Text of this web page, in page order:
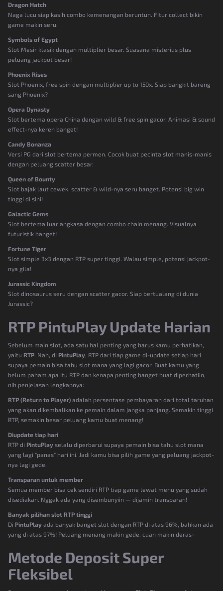
Dragon Hatch
Naga lucu siap kasih combo kemenangan beruntun. Fitur collect bikin
game makin seru.
Symbols of Egypt
Slot Mesir klasik dengan multiplier besar. Suasana misterius plus
peluang jackpot besar!
Phoenix Rises
Slot Phoenix, free spin dengan multiplier up to 150x. Siap bangkit bareng
sang Phoenix?
Opera Dynasty
Slot bertema opera China dengan wild & free spin gacor. Animasi & sound
effect-nya keren banget!
Candy Bonanza
Versi PG dari slot bertema permen. Cocok buat pecinta slot manis-manis
dengan peluang scatter besar.
Queen of Bounty
Slot bajak laut cewek, scatter & wild-nya seru banget. Potensi big win
tinggi di sini!
Galactic Gems
Slot bertema luar angkasa dengan combo chain menang. Visualnya
futuristik banget!
Fortune Tiger
Slot simple 3x3 dengan RTP super tinggi. Walau simple, potensi jackpot-
nya gila!
Jurassic Kingdom
Slot dinosaurus seru dengan scatter gacor. Siap bertualang di dunia
Jurassic?
RTP PintuPlay Update Harian
Sebelum main slot, ada satu hal penting yang harus kamu perhatikan,
yaitu RTP . Nah, di PintuPlay , RTP dari tiap game di-update setiap hari
supaya pemain bisa tahu slot mana yang lagi gacor. Buat kamu yang
belum paham apa itu RTP dan kenapa penting banget buat diperhatiin,
nih penjelasan lengkapnya:
RTP (Return to Player) adalah persentase pembayaran dari total taruhan
yang akan dikembalikan ke pemain dalam jangka panjang. Semakin tinggi
RTP, semakin besar peluang kamu buat menang!
Diupdate tiap hari
RTP di PintuPlay selalu diperbarui supaya pemain bisa tahu slot mana
yang lagi "panas" hari ini. Jadi kamu bisa pilih game yang peluang jackpot-
nya lagi gede.
Transparan untuk member
Semua member bisa cek sendiri RTP tiap game lewat menu yang sudah
disediakan. Nggak ada yang disembunyiin — dijamin transparan!
Banyak pilihan slot RTP tinggi
Di PintuPlay ada banyak banget slot dengan RTP di atas 96%, bahkan ada
yang di atas 97%! Peluang menang makin gede, cuan makin deras~
Metode Deposit Super
Fleksibel